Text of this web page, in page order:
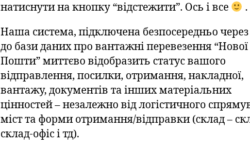
натиснути на кнопку “відстежити”. Ось і все
.
Наша система, підключена безпосередньо
до бази даних про вантажні перевезення “Нової
Пошти” миттєво відобразить статус вашого
відправлення, посилки, отримання, накладної,
вантажу, документів та інших матеріальних
цінностей – незалежно від логістичного
міст та форми отримання/відправки (склад –
склад-офіс і тд).